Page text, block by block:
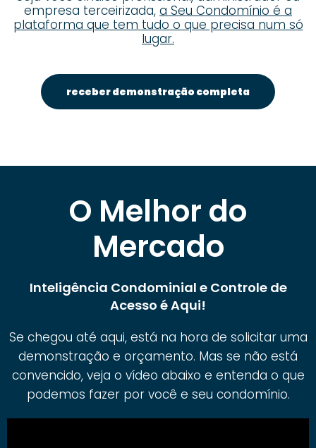
empresa terceirizada, a Seu Condomínio é a
plataforma que tem tudo o que precisa num só
lugar.
receber demonstração completa
O Melhor do
Mercado
Inteligência Condominial e Controle de
Acesso é Aqui!
Se chegou até aqui, está na hora de solicitar uma
demonstração e orçamento. Mas se não está
convencido, veja o vídeo abaixo e entenda o que
podemos fazer por você e seu condomínio.